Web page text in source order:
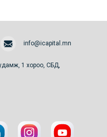
info@icapital.mn
1 хороо, СБД,